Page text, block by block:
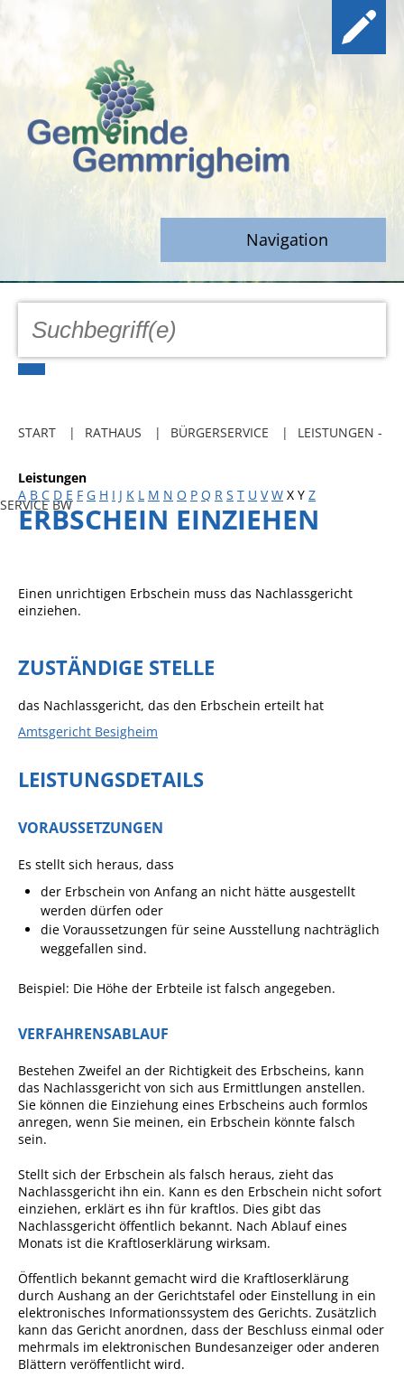
Navigation
GEMEINDE
Freibadkarten
Social Media
Parkraumkonzept
Einrichtungen
Mensa
Gemeindebücherei
Freiwillige Feuerwehr
Bauhof
Kommunale
Wärmeplanung
Netzmonitor der NetzeBW
Infokalender
Zahlen & Fakten
Angebote für Geflüchtete
RATHAUS
Öffnungszeiten
START RATHAUS BÜRGERSERVICE LEISTUNGEN -
SERVICE BW
Leistungen
A B C D E F G H I J K L M N O P Q R S T U V W X Y Z
ERBSCHEIN EINZIEHEN
Einen unrichtigen Erbschein muss das Nachlassgericht
einziehen.
ZUSTÄNDIGE STELLE
das Nachlassgericht, das den Erbschein erteilt hat
Amtsgericht Besigheim
LEISTUNGSDETAILS
VORAUSSETZUNGEN
Es stellt sich heraus, dass
der Erbschein von Anfang an nicht hätte ausgestellt
werden dürfen oder
die Voraussetzungen für seine Ausstellung nachträglich
weggefallen sind.
Beispiel: Die Höhe der Erbteile ist falsch angegeben.
VERFAHRENSABLAUF
Bestehen Zweifel an der Richtigkeit des Erbscheins, kann
das Nachlassgericht von sich aus Ermittlungen anstellen.
Sie können die Einziehung eines Erbscheins auch formlos
anregen, wenn Sie meinen, ein Erbschein könnte falsch
sein.
Stellt sich der Erbschein als falsch heraus, zieht das
Nachlassgericht ihn ein. Kann es den Erbschein nicht sofort
einziehen, erklärt es ihn für kraftlos. Dies gibt das
Nachlassgericht öffentlich bekannt. Nach Ablauf eines
Monats ist die Kraftloserklärung wirksam.
Öffentlich bekannt gemacht wird die Kraftloserklärung
durch Aushang an der Gerichtstafel oder Einstellung in ein
elektronisches Informationssystem des Gerichts. Zusätzlich
kann das Gericht anordnen, dass der Beschluss einmal oder
mehrmals im elektronischen Bundesanzeiger oder anderen
Blättern veröffentlicht wird.